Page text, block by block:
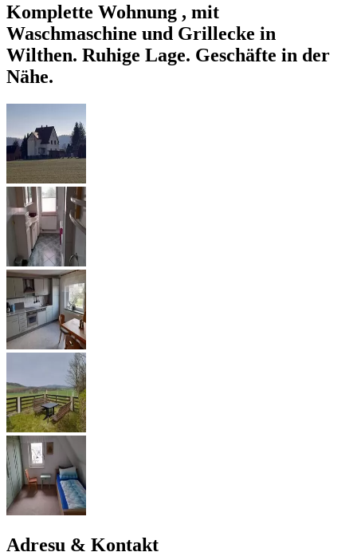
Komplette Wohnung , mit
Waschmaschine und Grillecke in
Wilthen. Ruhige Lage. Geschäfte in der
Nähe.
Adresu & Kontakt